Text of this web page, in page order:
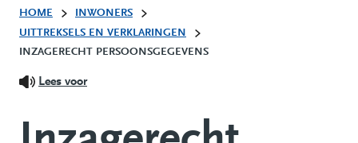
HOME
INWONERS
UITTREKSELS EN VERKLARINGEN
INZAGERECHT PERSOONSGEGEVENS
Lees voor